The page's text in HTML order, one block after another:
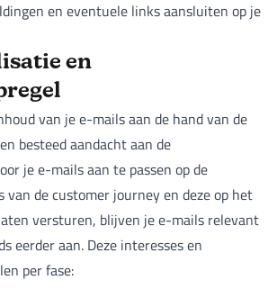
en eventuele links aansluiten op je
en
van je e-mails aan de hand van de
besteed aandacht aan de
je e-mails aan te passen op de
van de customer journey en deze op het
versturen, blijven je e-mails relevant
eerder aan. Deze interesses en
per fase: